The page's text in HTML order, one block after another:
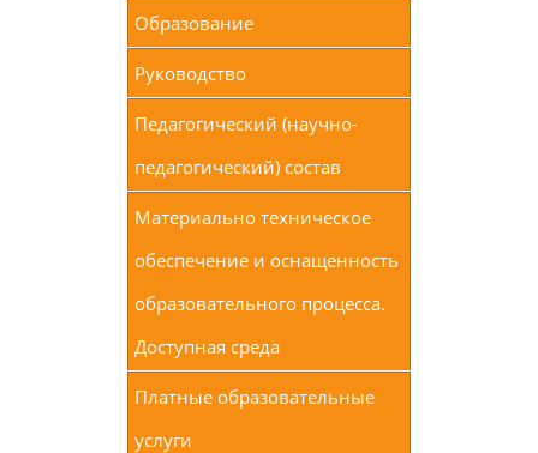
Образование
Руководство
Педагогический (научно-
педагогический) состав
Материально техническое
обеспечение и оснащенность
образовательного процесса.
Доступная среда
Платные образовательные
услуги